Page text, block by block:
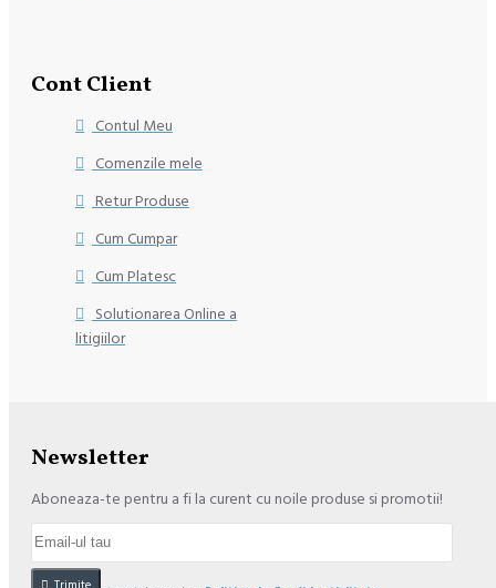
Cont Client
Contul Meu
Comenzile mele
Retur Produse
Cum Cumpar
Cum Platesc
Solutionarea Online a
litigiilor
Newsletter
Aboneaza-te pentru a fi la curent cu noile produse si promotii!